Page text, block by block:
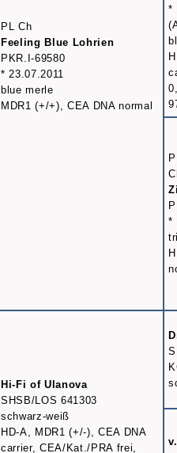
PL Ch
Feeling Blue Lohrien
PKR.I-69580
* 23.07.2011
blue merle
MDR1 (+/+), CEA DNA normal
*
*
Hi-Fi of Ulanova
SHSB/LOS 641303
schwarz-weiß
HD-A, MDR1 (+/-), CEA DNA
carrier, CEA/Kat./PRA frei,